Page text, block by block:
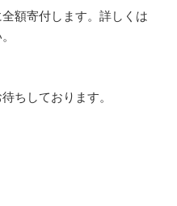
額寄付します。詳しくは
ちしております。